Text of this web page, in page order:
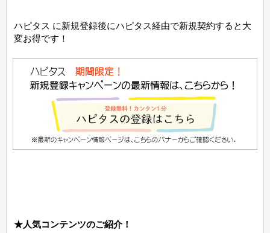
ハピタス に新規登録後にハピタス経由で新規契約すると大
変お得です！
★人気コンテンツのご紹介！